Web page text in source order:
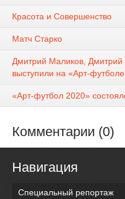
Красота и Совершенство
Матч Старко
Дмитрий Маликов,
выступили на «Арт-
«Арт-футбол 2020»
Комментарии (0)
Навигация
Специальный репортаж